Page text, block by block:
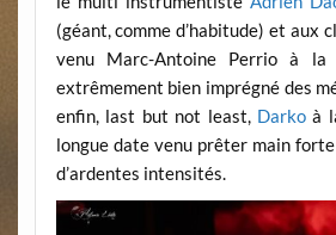
(géant, comme d’habitude) et aux
venu Marc-Antoine Perrio à la
extrêmement bien imprégné des
enfin, last but not least, Darko à
longue date venu prêter main
d’ardentes intensités.